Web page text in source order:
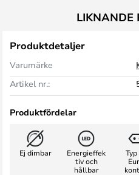
LIKNANDE
Produktdetaljer
Varumärke
Artikel nr.:
Produktfördelar
Ej dimbar
Energieffek
tiv och
hållbar
Typ